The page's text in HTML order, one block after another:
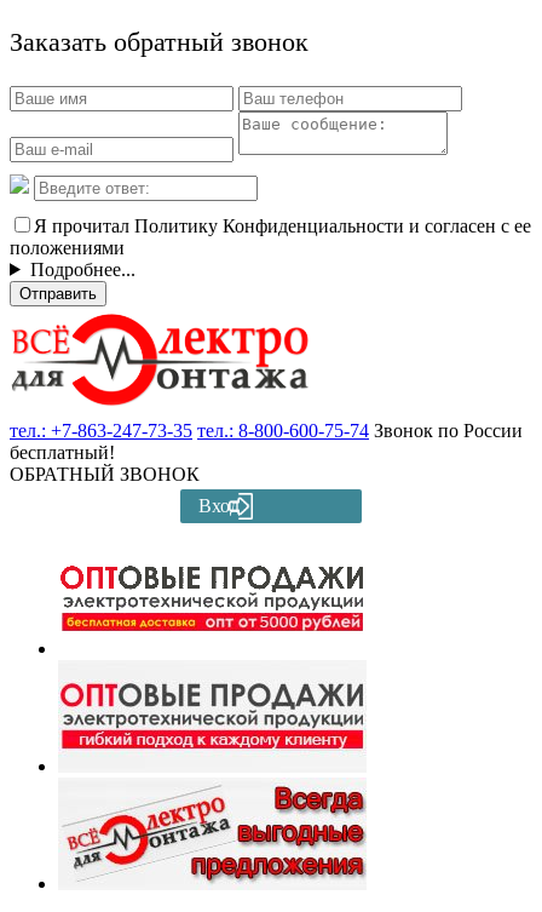
Заказать обратный звонок
Я прочитал Политику Конфиденциальности и согласен с ее
положениями
Подробнее...
Отправить
тел.: +7-863-247-73-35 тел.: 8-800-600-75-74 Звонок по России
бесплатный!
ОБРАТНЫЙ ЗВОНОК
Вход